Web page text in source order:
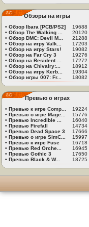
Обзоры на игры
• Обзор Ibara [PCB/PS2]
19688
• Обзор The Walking ...
20120
• Обзор DMC: Devil M...
21288
• Обзор на игру Valk...
17203
• Обзор на игру Stars!
19082
• Обзор на Far Cry 3
19276
• Обзор на Resident ...
17272
• Обзор на Chivalry:...
18912
• Обзор на игру Kerb...
19304
• Обзор игры 007: Fr... 18082
Превью о играх
• Превью к игре Comp...
19224
• Превью о игре Mage...
15776
• Превью Incredible ...
16040
• Превью Firefall
14734
• Превью Dead Space 3
17666
• Превью о игре SimC...
15997
• Превью к игре Fuse
16718
• Превью Red Orche...
16945
• Превью Gothic 3
17650
• Превью Black & W... 18725